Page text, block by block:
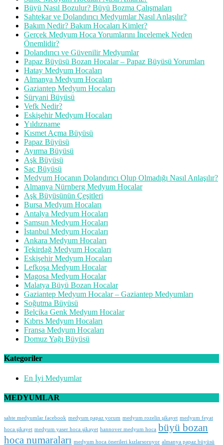
Büyü Nasıl Bozulur? Büyü Bozma Çalışmaları
Sahtekar ve Dolandırıcı Medyumlar Nasıl Anlaşılır?
Bakım Nedir? Bakım Hocaları Kimler?
Gerçek Medyum Hoca Yorumlarını İncelemek Neden
Önemlidir?
Dolandırıcı ve Güvenilir Medyumlar
Papaz Büyüsü Bozan Hocalar – Papaz Büyüsü Yorumları
Hatay Medyum Hocaları
Almanya Medyum Hocaları
Gaziantep Medyum Hocaları
Süryani Büyüsü
Vefk Nedir?
Eskişehir Medyum Hocaları
Yıldızname
Kısmet Açma Büyüsü
Papaz Büyüsü
Ayırma Büyüsü
Aşk Büyüsü
Saç Büyüsü
Medyum Hocanın Dolandırıcı Olup Olmadığı Nasıl Anlaşılır?
Almanya Nürnberg Medyum Hocalar
Aşk Büyüsünün Çeşitleri
Bursa Medyum Hocaları
Antalya Medyum Hocaları
Samsun Medyum Hocaları
İstanbul Medyum Hocaları
Ankara Medyum Hocaları
Tekirdağ Medyum Hocaları
Eskişehir Medyum Hocaları
Lefkoşa Medyum Hocalar
Magosa Medyum Hocalar
Malatya Büyü Bozan Hocalar
Gaziantep Medyum Hocalar – Gaziantep Medyumları
Soğutma Büyüsü
Belçika Genk Medyum Hocalar
Kıbrıs Medyum Hocaları
Fransa Medyum Hocaları
Domuz Yağı Büyüsü
Kategoriler
En İyi Medyumlar
MEDYUMLAR
sahte medyumlar facebook medyum papaz yorum medyum rozelin şikayet medyum feyat
hoca şikayet medyum yaser hoca şikayet hannover medyum hoca büyü bozan
hoca numaraları medyum hoca önerileri kızlarsoruyor almanya papaz büyüsü